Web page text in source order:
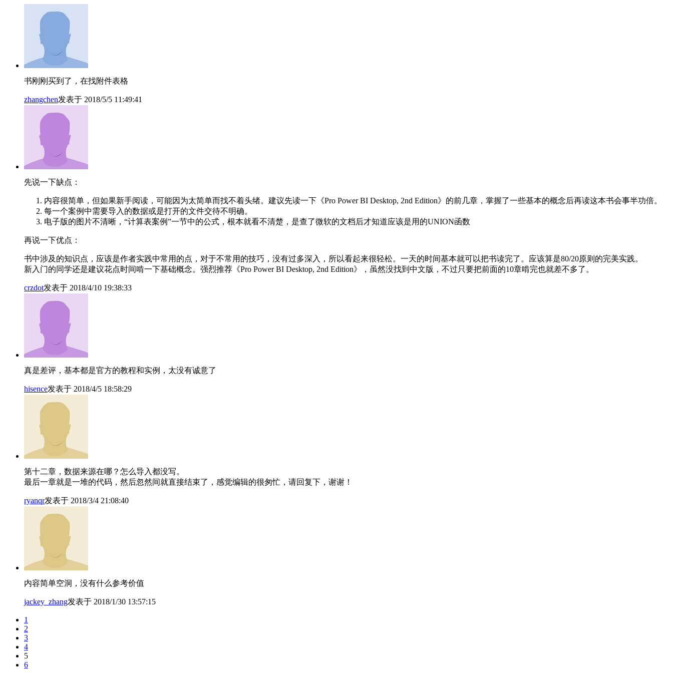
书刚刚买到了，在找附件表格
zhangchen发表于 2018/5/5 11:49:41
先说一下缺点：
内容很简单，但如果新手阅读，可能因为太简单而找不着头绪。建议先读一下《Pro Power BI Desktop, 2nd Edition》的前几章，掌握了一些基本的概念后再读这本书会事半功倍。
每一个案例中需要导入的数据或是打开的文件交待不明确。
电子版的图片不清晰，“计算表案例”一节中的公式，根本就看不清楚，是查了微软的文档后才知道应该是用的UNION函数
再说一下优点：
书中涉及的知识点，应该是作者实践中常用的点，对于不常用的技巧，没有过多深入，所以看起来很轻松。一天的时间基本就可以把书读完了。应该算是80/20原则的完美实践。
新入门的同学还是建议花点时间啃一下基础概念。强烈推荐《Pro Power BI Desktop, 2nd Edition》，虽然没找到中文版，不过只要把前面的10章啃完也就差不多了。
crzdot发表于 2018/4/10 19:38:33
真是差评，基本都是官方的教程和实例，太没有诚意了
hisence发表于 2018/4/5 18:58:29
第十二章，数据来源在哪？怎么导入都没写。
最后一章就是一堆的代码，然后忽然间就直接结束了，感觉编辑的很匆忙，请回复下，谢谢！
ryanqr发表于 2018/3/4 21:08:40
内容简单空洞，没有什么参考价值
jackey_zhang发表于 2018/1/30 13:57:15
1
2
3
4
5
6